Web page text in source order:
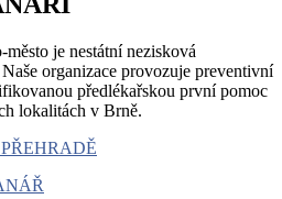
je nestátní nezisková
organizace provozuje preventivní
předlékařskou první pomoc
lokalitách v Brně.